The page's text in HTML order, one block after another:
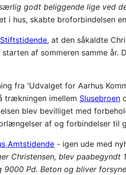
godt beliggende lige ved
i hus, skabte broforbindelsen
, at den såkaldte
af sommeren samme år.
fra 'Udvalget for Aarhus
trækningen imellem Slusebroen
blev bevilliget med
af og forbindelser til
Amtstidende - igen ude med
Christensen, blev
9000 Pd. Beton og bliver